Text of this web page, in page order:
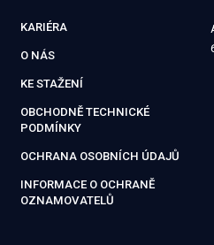
odeslat.
KARIÉRA
O NÁS
KE STAŽENÍ
OBCHODNĚ TECHNICKÉ
PODMÍNKY
OCHRANA OSOBNÍCH ÚDAJŮ
INFORMACE O OCHRANĚ
OZNAMOVATELŮ